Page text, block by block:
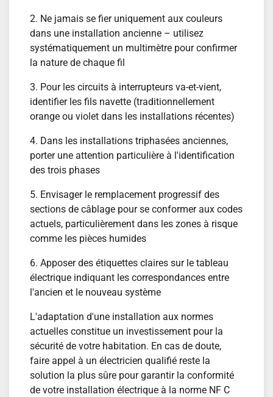
2. Ne jamais se fier uniquement aux couleurs
dans une installation ancienne – utilisez
systématiquement un multimètre pour confirmer
la nature de chaque fil
3. Pour les circuits à interrupteurs va-et-vient,
identifier les fils navette (traditionnellement
orange ou violet dans les installations récentes)
4. Dans les installations triphasées anciennes,
porter une attention particulière à l'identification
des trois phases
5. Envisager le remplacement progressif des
sections de câblage pour se conformer aux codes
actuels, particulièrement dans les zones à risque
comme les pièces humides
6. Apposer des étiquettes claires sur le tableau
électrique indiquant les correspondances entre
l'ancien et le nouveau système
L'adaptation d'une installation aux normes
actuelles constitue un investissement pour la
sécurité de votre habitation. En cas de doute,
faire appel à un électricien qualifié reste la
solution la plus sûre pour garantir la conformité
de votre installation électrique à la norme NF C